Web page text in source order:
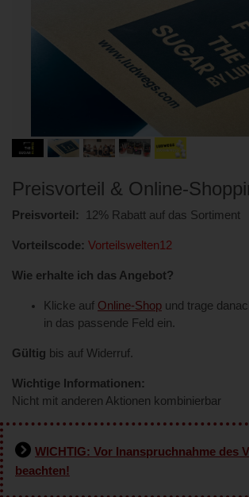
Preisvorteil & Online-
Preisvorteil: 12% Rabatt auf das Sortiment
Vorteilscode: Vorteilswelten12
Wie erhalte ich das Angebot?
Klicke auf Online-Shop und trage
in das passende Feld ein.
Gültig bis auf Widerruf.
Wichtige Informationen:
Nicht mit anderen Aktionen kombinierbar
WICHTIG: Vor Inanspruchnahme des
beachten!